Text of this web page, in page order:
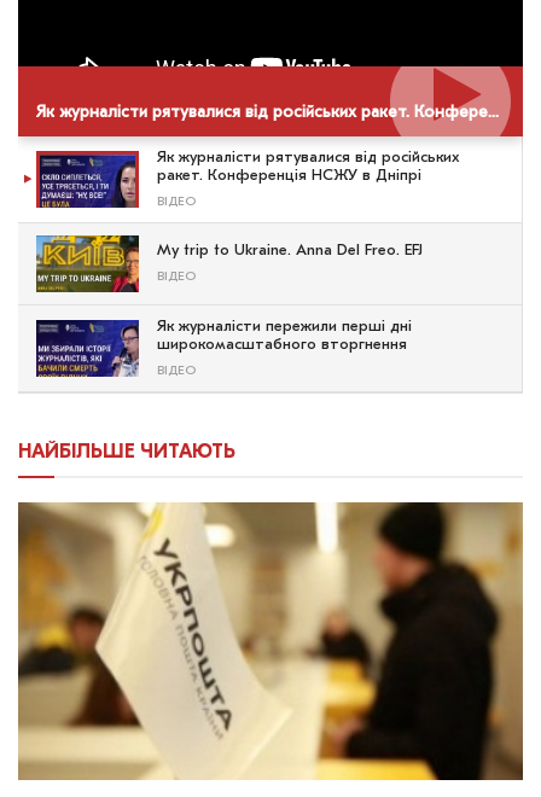
Як журналісти рятувалися від російських ракет. Конференція НСЖУ в Дніпрі
Як журналісти рятувалися від російських
ракет. Конференція НСЖУ в Дніпрі
ВІДЕО
My trip to Ukraine. Anna Del Freo. EFJ
ВІДЕО
Як журналісти пережили перші дні
широкомасштабного вторгнення
ВІДЕО
НАЙБІЛЬШЕ ЧИТАЮТЬ